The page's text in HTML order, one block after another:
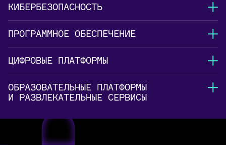
пользовательские приложения, корпоративные
КИБЕРБЕЗОПАСНОСТЬ
ПРОГРАММНОЕ ОБЕСПЕЧЕНИЕ
ЦИФРОВЫЕ ПЛАТФОРМЫ
ОБРАЗОВАТЕЛЬНЫЕ ПЛАТФОРМЫ
И РАЗВЛЕКАТЕЛЬНЫЕ СЕРВИСЫ